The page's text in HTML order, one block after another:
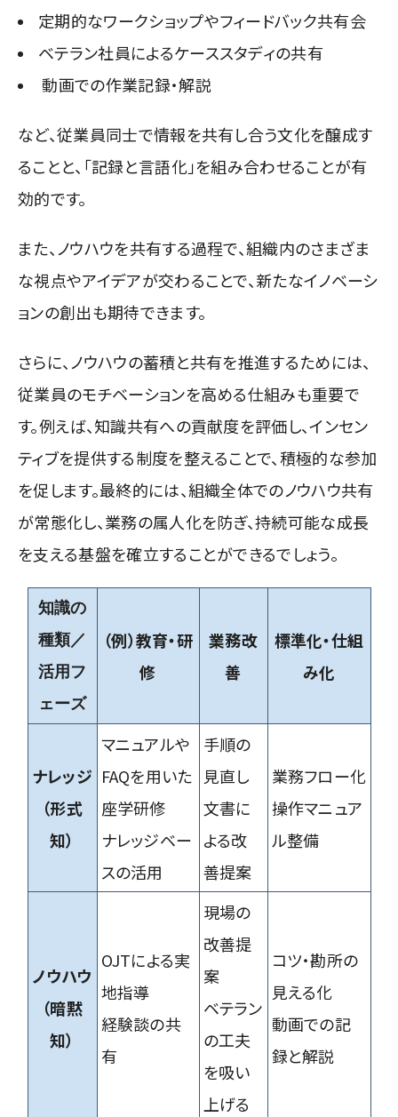
定期的なワークショップやフィードバック共有会
ベテラン社員によるケーススタディの共有
動画での作業記録・解説
など、従業員同士で情報を共有し合う文化を醸成す
ることと、「記録と言語化」を組み合わせることが有
効的です。
また、ノウハウを共有する過程で、組織内のさまざま
な視点やアイデアが交わることで、新たなイノベーシ
ョンの創出も期待できます。
さらに、ノウハウの蓄積と共有を推進するためには、
従業員のモチベーションを高める仕組みも重要で
す。例えば、知識共有への貢献度を評価し、インセン
ティブを提供する制度を整えることで、積極的な参加
を促します。最終的には、組織全体でのノウハウ共有
が常態化し、業務の属人化を防ぎ、持続可能な成長
を支える基盤を確立することができるでしょう。
知識の
種類／
活用フ
ェーズ
（例）教育・研
修
業務改
善
標準化・仕組
み化
ナレッジ
（形式
知）
マニュアルや
FAQを用いた
座学研修
ナレッジベー
スの活用
手順の
見直し
文書に
よる改
善提案
業務フロー化
操作マニュア
ル整備
ノウハウ
（暗黙
知）
OJTによる実
地指導
経験談の共
有
現場の
改善提
案
ベテラン
の工夫
を吸い
上げる
コツ・勘所の
見える化
動画での記
録と解説